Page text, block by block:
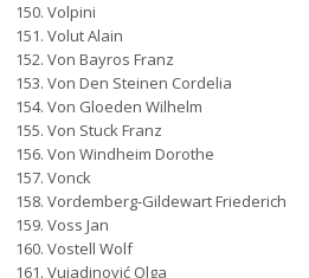
Volpini
Volut Alain
Von Bayros Franz
Von Den Steinen Cordelia
Von Gloeden Wilhelm
Von Stuck Franz
Von Windheim Dorothe
Vonck
Vordemberg-Gildewart Friederich
Voss Jan
Vostell Wolf
Vujadinović Olga